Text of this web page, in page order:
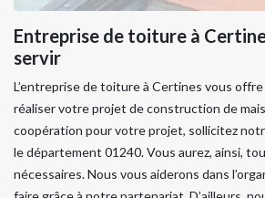
Entreprise de toiture à
servir
L’entreprise de toiture à Certines vous
réaliser votre projet de construction de
coopération pour votre projet, sollicitez
le département 01240. Vous aurez, ainsi,
nécessaires. Nous vous aiderons dans